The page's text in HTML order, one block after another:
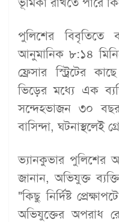
পুলিশের
আনুমানিক ৮:১৪
ফ্রেসার স্ট্রিটের
ভিড়ের মধ্যে এক
সন্দেহভাজন ৩০
বাসিন্দা, ঘটনাস্থলেই
ভ্যানকুভার পুলিশের
জানান, অভিযুক্ত
"কিছু নির্দিষ্ট
অভিযুক্তের অপরাধ